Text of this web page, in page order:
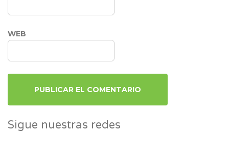
WEB
Sigue nuestras redes